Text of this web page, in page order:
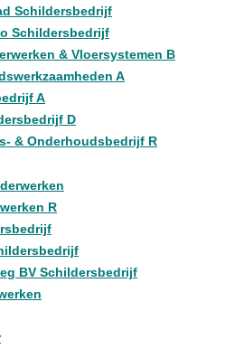
Schildersbedrijf
Schildersbedrijf
& Vloersystemen B
A
A
D
& Onderhoudsbedrijf R
R
BV Schildersbedrijf